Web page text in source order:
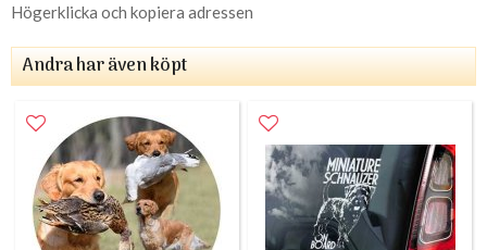
Högerklicka och kopiera adressen
Andra har även köpt